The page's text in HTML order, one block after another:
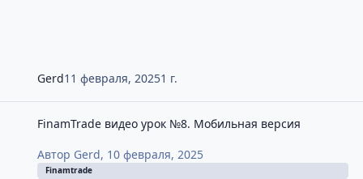
Gerd11 февраля, 20251 г.
FinamTrade видео урок №8. Мобильная версия
Автор Gerd, 10 февраля, 2025
Finamtrade